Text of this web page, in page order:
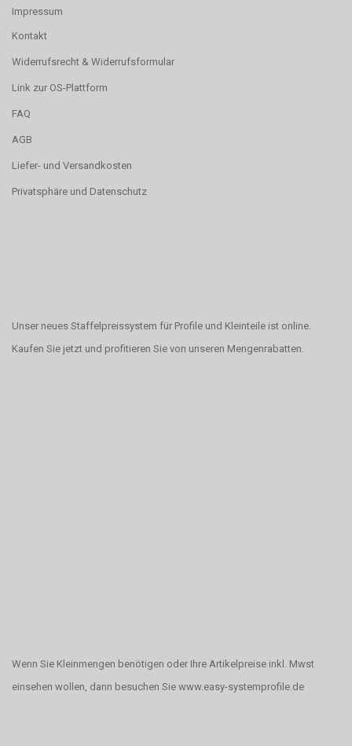
Impressum
Kontakt
Widerrufsrecht & Widerrufsformular
Link zur OS-Plattform
FAQ
AGB
Liefer- und Versandkosten
Privatsphäre und Datenschutz
Unser neues Staffelpreissystem für Profile und Kleinteile ist online.
Kaufen Sie jetzt und profitieren Sie von unseren Mengenrabatten.
Wenn Sie Kleinmengen benötigen oder Ihre Artikelpreise inkl. Mwst
einsehen wollen, dann besuchen Sie www.easy-systemprofile.de